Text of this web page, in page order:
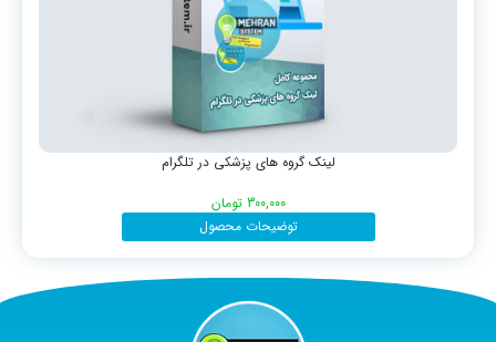
لینک گروه های پزشکی در تلگرام
300,000 تومان
توضیحات محصول